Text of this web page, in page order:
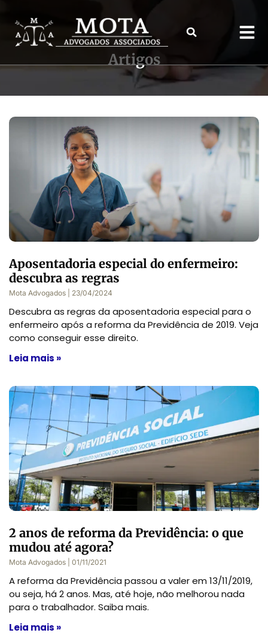
Artigos
Aposentadoria especial do enfermeiro:
descubra as regras
Mota Advogados 23/04/2024
Descubra as regras da aposentadoria especial para o
enfermeiro após a reforma da Previdência de 2019. Veja
como conseguir esse direito.
Leia mais »
2 anos de reforma da Previdência: o que
mudou até agora?
Mota Advogados 01/11/2021
A reforma da Previdência passou a valer em 13/11/2019,
ou seja, há 2 anos. Mas, até hoje, não melhorou nada
para o trabalhador. Saiba mais.
Leia mais »